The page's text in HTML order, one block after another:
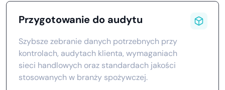
Przygotowanie do audytu
Szybsze zebranie danych potrzebnych przy
kontrolach, audytach klienta, wymaganiach
sieci handlowych oraz standardach jakości
stosowanych w branży spożywczej.